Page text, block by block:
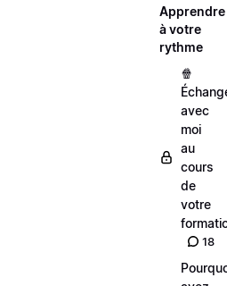
Apprendre
à votre
rythme
🍿
avec
moi
au
cours
de
votre
18